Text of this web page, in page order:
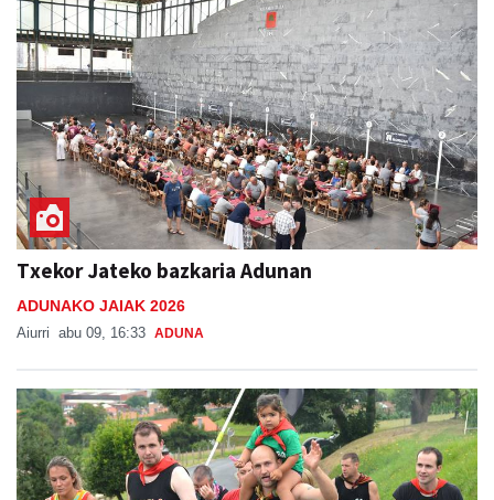
Txekor Jateko bazkaria Adunan
ADUNAKO JAIAK 2026
Aiurri abu 09, 16:33 ADUNA